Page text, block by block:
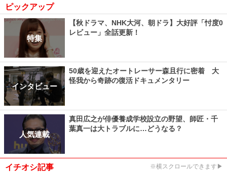
ピックアップ
特集
【秋ドラマ、NHK大河、朝ドラ】大好評「忖度0
レビュー」全話更新！
インタビュー
50歳を迎えたオートレーサー森且行に密着 大
怪我から奇跡の復活ドキュメンタリー
人気連載
真田広之が俳優養成学校設立の野望、師匠・千
葉真一は大トラブルに…どうなる？
イチオシ記事 ※横スクロールできます▶